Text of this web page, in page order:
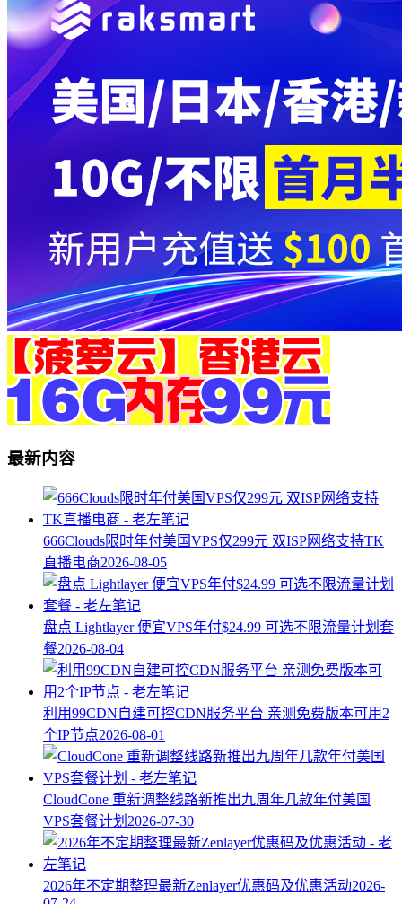
最新内容
666Clouds限时年付美国VPS仅299元 双ISP网络支持TK
直播电商2026-08-05
盘点 Lightlayer 便宜VPS年付$24.99 可选不限流量计划套
餐2026-08-04
利用99CDN自建可控CDN服务平台 亲测免费版本可用2
个IP节点2026-08-01
CloudCone 重新调整线路新推出九周年几款年付美国
VPS套餐计划 2026-07-30
2026年不定期整理最新Zenlayer优惠码及优惠活动2026-